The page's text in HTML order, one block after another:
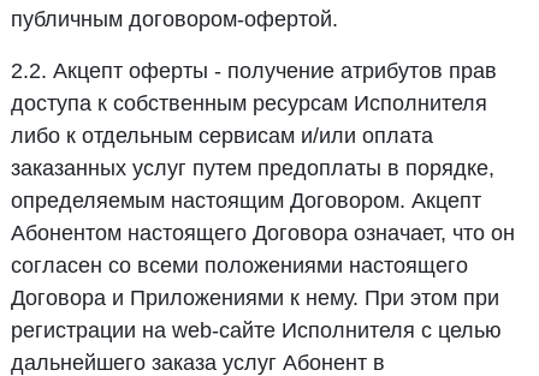
публичным договором-офертой.
2.2. Акцепт оферты - получение атрибутов прав
доступа к собственным ресурсам Исполнителя
либо к отдельным сервисам и/или оплата
заказанных услуг путем предоплаты в порядке,
определяемым настоящим Договором. Акцепт
Абонентом настоящего Договора означает, что он
согласен со всеми положениями настоящего
Договора и Приложениями к нему. При этом при
регистрации на web-сайте Исполнителя с целью
дальнейшего заказа услуг Абонент в